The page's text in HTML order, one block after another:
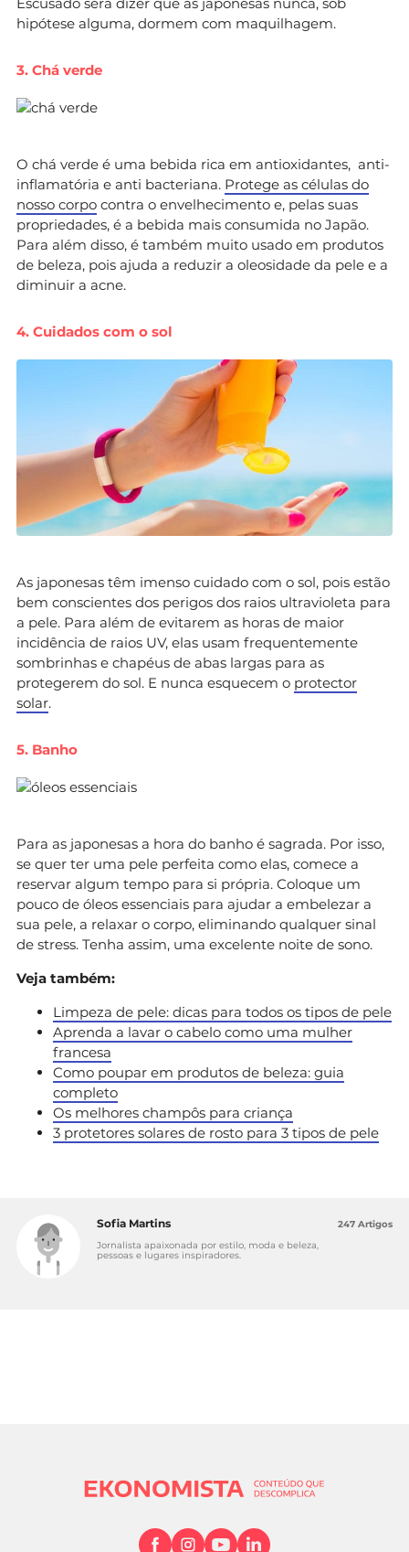
hipótese alguma, dormem com maquilhagem.
3. Chá verde
O chá verde é uma bebida rica em antioxidantes, anti-
inflamatória e anti bacteriana. Protege as células do
nosso corpo contra o envelhecimento e, pelas suas
propriedades, é a bebida mais consumida no Japão.
Para além disso, é também muito usado em produtos
de beleza, pois ajuda a reduzir a oleosidade da pele e a
diminuir a acne.
4. Cuidados com o sol
As japonesas têm imenso cuidado com o sol, pois estão
bem conscientes dos perigos dos raios ultravioleta para
a pele. Para além de evitarem as horas de maior
incidência de raios UV, elas usam frequentemente
sombrinhas e chapéus de abas largas para as
protegerem do sol. E nunca esquecem o protector
solar.
5. Banho
Para as japonesas a hora do banho é sagrada. Por isso,
se quer ter uma pele perfeita como elas, comece a
reservar algum tempo para si própria. Coloque um
pouco de óleos essenciais para ajudar a embelezar a
sua pele, a relaxar o corpo, eliminando qualquer sinal
de stress. Tenha assim, uma excelente noite de sono.
Veja também:
Limpeza de pele: dicas para todos os tipos de pele
Aprenda a lavar o cabelo como uma mulher
francesa
Como poupar em produtos de beleza: guia
completo
Os melhores champôs para criança
3 protetores solares de rosto para 3 tipos de pele
Sofia Martins
Jornalista apaixonada por estilo, moda e beleza,
pessoas e lugares inspiradores.
247 Artigos